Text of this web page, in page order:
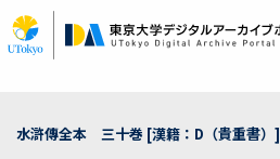
イ
ン
水滸傳全本 三十巻 [漢籍：D（貴重書）]